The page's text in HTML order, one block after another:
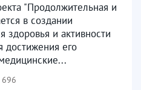
"Продолжительная и
в создании
здоровья и активности
достижения его
696